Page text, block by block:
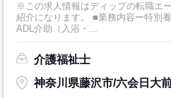
※この求人情報はディップの転職エ
紹介になります。 ■業務内容ー特別
ADL介助（入浴・...
介護福祉士
神奈川県藤沢市/六会日大